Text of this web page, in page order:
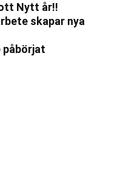
Nytt år!!
skapar nya
påbörjat